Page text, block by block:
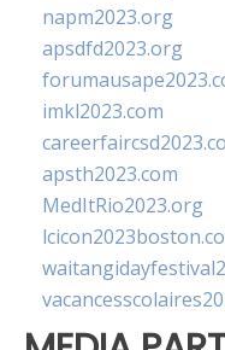
napm2023.org
apsdfd2023.org
imkl2023.com
apsth2023.com
MedItRio2023.org